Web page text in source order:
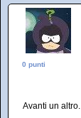
0 punti
Avanti un altro.